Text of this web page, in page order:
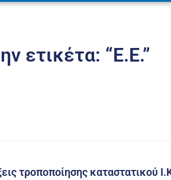
ετικέτα: “Ε.Ε.”
τροποποίησης καταστατικού